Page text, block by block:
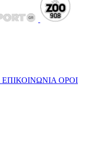
ΕΠΙΚΟΙΝΩΝΙΑ ΟΡΟΙ